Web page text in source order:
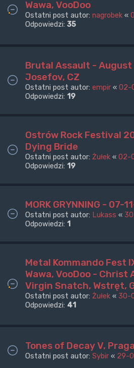
Wawa, VooDoo
Ostatni post autor: nagrobek «
Odpowiedzi: 35
Brutal Assault -
Josefov, CZ
Ostatni post autor: empir « 02-
Odpowiedzi: 19
Ostrów Rock Festival
Dying Bride
Ostatni post autor: Żułek « 02-
Odpowiedzi: 19
MORK GRYNNING - 07-
Ostatni post autor: Lukass «
Odpowiedzi: 1
Metal Kommando Fest
Wawa, VooDoo - Christ
Virgin Snatch, Wstręt,
Ostatni post autor: Żułek « 30-
Odpowiedzi: 41
Tones of Decay V,
Ostatni post autor: Sybir « 29-